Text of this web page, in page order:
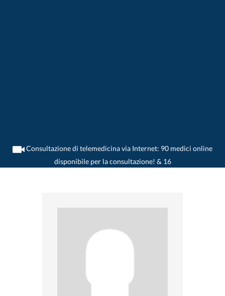
Consultazione di telemedicina via Internet: 90 medici online
disponibile per la consultazione! & 16
>Medico generico>Brienz BE>Dr. Martin Isler>Appuntamento con Dr. Martin